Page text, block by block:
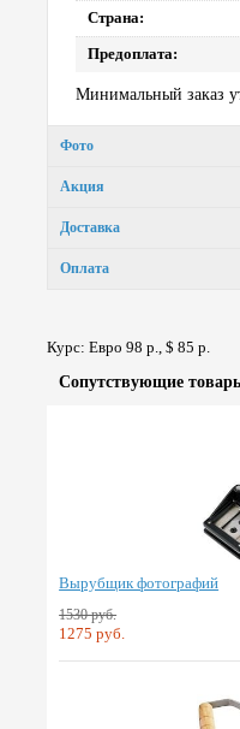
Страна:
Предоплата:
Минимальный заказ
Фото
Акция
Доставка
Оплата
Курс: Евро 98 р., $ 85 р.
Сопут­ствую­щие
Вырубщик фотографий
1530 руб.
1275 руб.